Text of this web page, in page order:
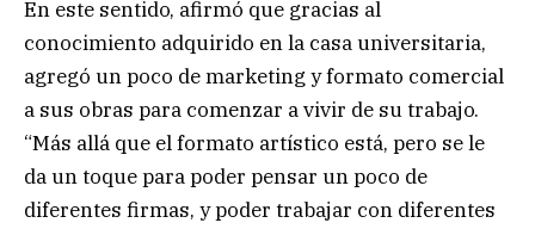
En este sentido, afirmó que gracias al
conocimiento adquirido en la casa universitaria,
agregó un poco de marketing y formato comercial
a sus obras para comenzar a vivir de su trabajo.
“Más allá que el formato artístico está, pero se le
da un toque para poder pensar un poco de
diferentes firmas, y poder trabajar con diferentes